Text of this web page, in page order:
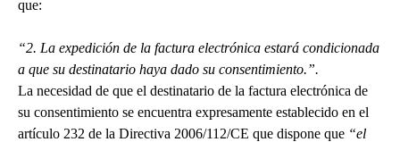
que:
“2. La expedición de la factura electrónica estará condicionada
a que su destinatario haya dado su consentimiento.”.
La necesidad de que el destinatario de la factura electrónica de
su consentimiento se encuentra expresamente establecido en el
artículo 232 de la Directiva 2006/112/CE que dispone que “el